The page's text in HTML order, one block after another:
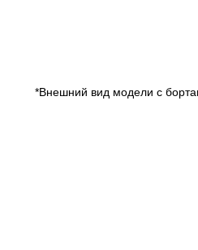
*Внешний вид модели с